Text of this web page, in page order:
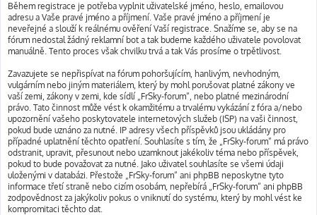
Během registrace je potřeba vyplnit uživatelské jméno, heslo, emailovou
adresu a Vaše pravé jméno a příjmení. Vaše pravé jméno a příjmení je
neveřejné a slouží k reálnému ověření Vaší registrace. Snažíme se, aby se na
fórum nedostal žádný reklamní bot a tak budeme každého uživatele povolovat
manuálně. Tento proces však chvilku trvá a tak Vás prosíme o trpětlivost.
Zavazujete se nepřispívat na fórum pohoršujícím, hanlivým, nevhodným,
vulgárním nebo jiným materiálem, který by mohl porušovat platné zákony ve
vaší zemi, zákony v zemi, kde sídlí „FrSky-forum“, nebo platné mezinárodní
právo. Tato činnost může vést k okamžitému a trvalému vykázání z fóra a/nebo
upozornění vašeho poskytovatele internetových služeb (ISP) na vaši činnost,
pokud bude uznáno za nutné. IP adresy všech příspěvků jsou ukládány pro
případné uplatnění těchto opatření. Souhlasíte s tím, že „FrSky-forum“ má právo
odstranit, upravit, přesunout nebo uzamknout jakékoliv téma nebo příspěvek,
pokud to bude považovat za nutné. Jako uživatel souhlasíte se všemi údaji
uloženými v databázi. Přestože „FrSky-forum“ ani phpBB neposkytne tyto
informace třetí straně nebo cizím osobám, nepřebírá „FrSky-forum“ ani phpBB
zodpovědnost za jakýkoliv pokus o vniknutí do systému, který by mohl vést ke
kompromitaci těchto dat.